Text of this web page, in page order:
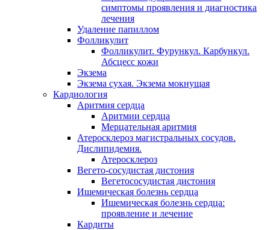
симптомы проявления и диагностика
лечения
Удаление папиллом
Фолликулит
Фолликулит. Фурункул. Карбункул.
Абсцесс кожи
Экзема
Экзема сухая. Экзема мокнущая
Кардиология
Аритмия сердца
Аритмии сердца
Мерцательная аритмия
Атеросклероз магистральных сосудов.
Дислипидемия.
Атеросклероз
Вегето-сосудистая дистония
Вегетососудистая дистония
Ишемическая болезнь сердца
Ишемическая болезнь сердца:
проявление и лечение
Кардиты